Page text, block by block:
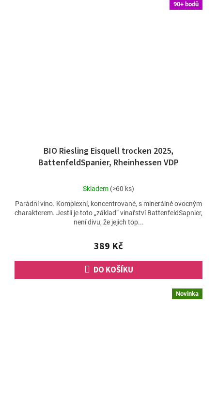
90+ bodů
BIO Riesling Eisquell trocken 2025,
BattenfeldSpanier, Rheinhessen VDP
Průměrné
produktu
je
4,8
5
hvězdiček.
Skladem (>60 ks)
389 Kč
DO KOŠÍKU
Parádní víno. Komplexní, koncentrované, s minerálně ovocným
charakterem. Jestli je toto „základ“ vinařství BattenfeldSapnier,
není divu, že jejich top...
Novinka